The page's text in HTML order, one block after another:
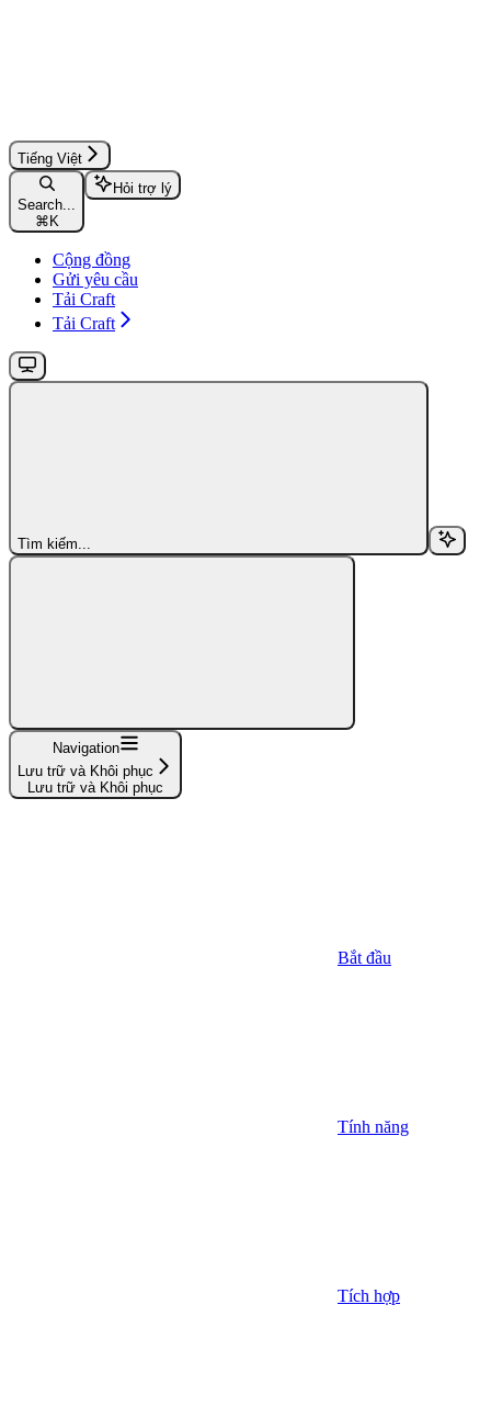
Tiếng Việt
Search...
⌘K
Hỏi trợ lý
Cộng đồng
Gửi yêu cầu
Tải Craft
Tải Craft
Tìm kiếm...
Navigation
Lưu trữ và Khôi phục
Lưu trữ và Khôi phục
Bắt đầu
Tính năng
Tích hợp